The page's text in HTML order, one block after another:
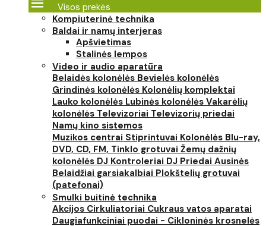
Visos prekės
Kompiuterinė technika
Baldai ir namų interjeras
Apšvietimas
Stalinės lempos
Video ir audio aparatūra
Belaidės kolonėlės Bevielės kolonėlės
Grindinės kolonėlės Kolonėlių komplektai
Lauko kolonėlės Lubinės kolonėlės Vakarėlių
kolonėlės Televizoriai Televizorių priedai
Namų kino sistemos
Muzikos centrai Stiprintuvai Kolonėlės Blu-ray,
DVD, CD, FM, Tinklo grotuvai Žemų dažnių
kolonėlės DJ Kontroleriai DJ Priedai Ausinės
Belaidžiai garsiakalbiai Plokštelių grotuvai
(patefonai)
Smulki buitinė technika
Akcijos Cirkuliatoriai Cukraus vatos aparatai
Daugiafunkciniai puodai - Cikloninės krosnelės